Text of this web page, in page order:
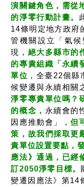
演關鍵角色，需從
的淨零行動計畫。
14條明定地方政府
管機關設立「氣
現， 絕大多縣市的
的專責組織「永續
單位 ，全臺22個
候變遷與永續相關
淨零專責單位嗎？
的概念， 永續會的
因應推動會」，但
策，故我們採取更
責單位設置要點，
應法》通過，已經
訂2050淨零目標。
變遷因應法》第14